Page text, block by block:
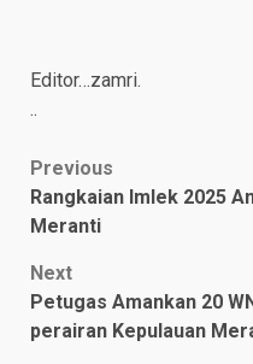
Editor…zamri.
..
Post
navigation
Previous
Rangkaian Imlek 2025
Meranti
Next
Petugas Amankan 20
perairan Kepulauan